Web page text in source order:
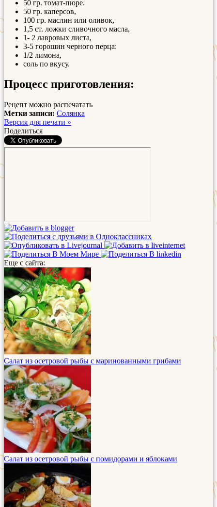
50 гр. томат-пюре.
50 гр. каперсов,
100 гр. маслин или оливок,
1,5 ст. ложки сливочного масла,
1- 2 лавровых листа,
3-5 горошин черного перца:
1/2 лимона,
соль по вкусу.
Процесс приготовления:
Рецепт можно распечатать
Метки записи: Солянка
Версия для печати »
Поделиться
Еще с сайта:
Салат из осетровой рыбы с маринованными грибами
Салат из осетровой рыбы с помидорами и яблоками